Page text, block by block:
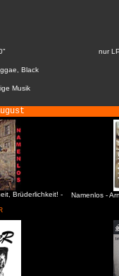
nur
Black
Musik
Brüderlichkeit! -
Namenlos -